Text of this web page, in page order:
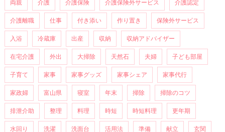
両親 介護 介護保険 介護保険外サービス 介護認定
介護離職 仕事 付き添い 作り置き 保険外サービス
入浴 冷蔵庫 出産 収納 収納アドバイザー
在宅介護 外出 大掃除 天然石 夫婦 子ども部屋
子育て 家事 家事グッズ 家事シェア 家事代行
家政婦 富山県 寝室 年末 掃除 掃除のコツ
排泄介助 整理 料理 時短 時短料理 更年期
水回り 洗濯 洗面台 活用法 準備 献立 玄関